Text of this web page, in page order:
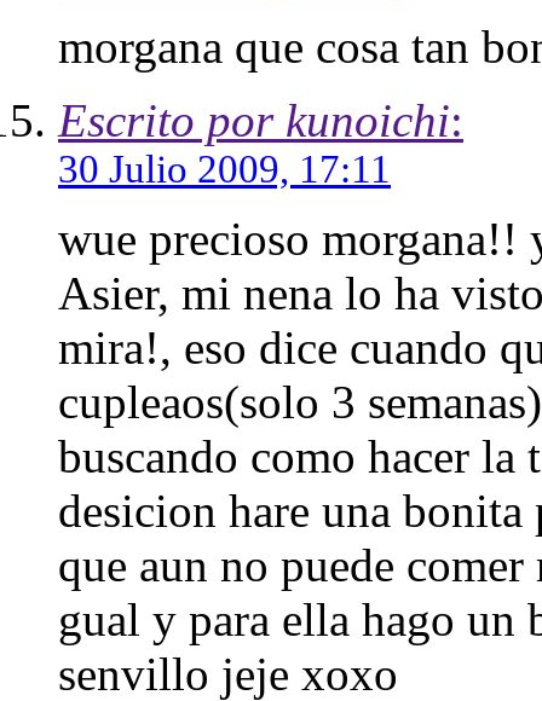
morgana que cosa tan
Escrito por kunoichi:
30 Julio 2009, 17:11
wue precioso morgana!!
Asier, mi nena lo ha
mira!, eso dice cuando
cupleaos(solo 3
buscando como hacer la
desicion hare una bonita
que aun no puede
gual y para ella hago
senvillo jeje xoxo